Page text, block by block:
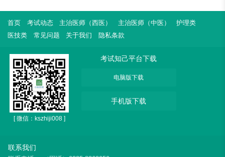
首页 考试动态 主治医师（西医） 主治医师（中医）
护理类
医技类
常见问题 关于我们 隐私条款
[ 微信：kszhiji008 ]
考试知己平台下载
电脑版下载
手机版下载
联系我们